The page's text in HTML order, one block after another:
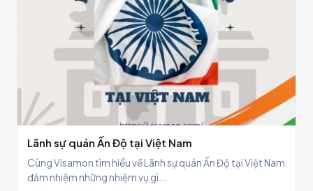
Lãnh sự quán Ấn Độ tại Việt Nam
Cùng Visamon tìm hiểu về Lãnh sự quán Ấn Độ tại Việt Nam
đảm nhiệm những nhiệm vụ gì...